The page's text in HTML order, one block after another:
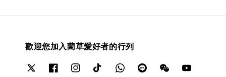
歡迎您加入藺草愛好者的行列